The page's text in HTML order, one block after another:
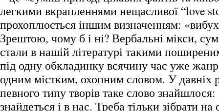
легкими вкрапленнями нещасливої “love
прохоплюється іншим визначенням:
Зрештою, чому б і ні? Вербальні мікси,
стали в нашій літературі такими
під одну обкладинку всячину час уже
одним містким, охопним словом. У давніх
певного типу творів таке слово
знайдеться і в нас. Треба тільки зібрати